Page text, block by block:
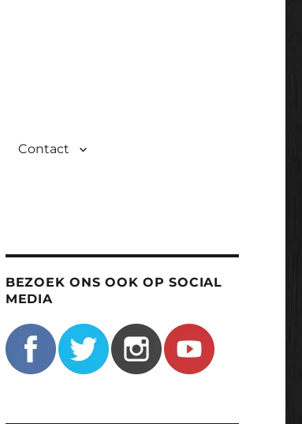
Contact
BEZOEK ONS OOK OP SOCIAL
MEDIA